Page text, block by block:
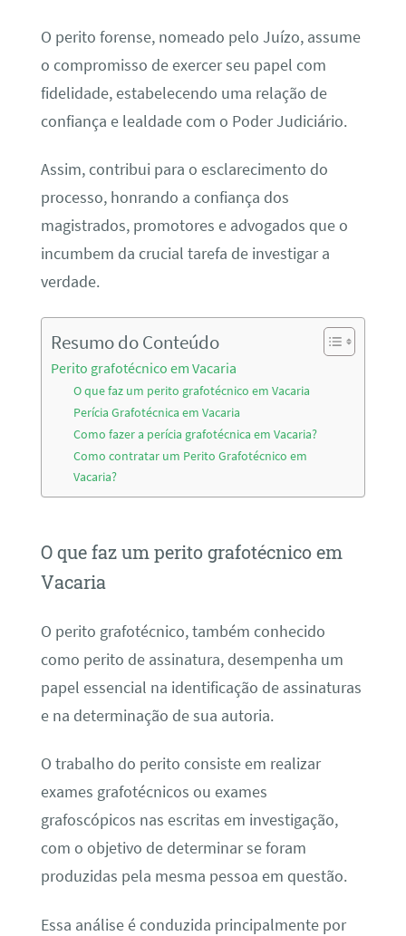
O perito forense, nomeado pelo Juízo, assume
o compromisso de exercer seu papel com
fidelidade, estabelecendo uma relação de
confiança e lealdade com o Poder Judiciário.
Assim, contribui para o esclarecimento do
processo, honrando a confiança dos
magistrados, promotores e advogados que o
incumbem da crucial tarefa de investigar a
verdade.
Resumo do Conteúdo
Perito grafotécnico em Vacaria
O que faz um perito grafotécnico em Vacaria
Perícia Grafotécnica em Vacaria
Como fazer a perícia grafotécnica em Vacaria?
Como contratar um Perito Grafotécnico em
Vacaria?
O que faz um perito grafotécnico em
Vacaria
O perito grafotécnico, também conhecido
como perito de assinatura, desempenha um
papel essencial na identificação de assinaturas
e na determinação de sua autoria.
O trabalho do perito consiste em realizar
exames grafotécnicos ou exames
grafoscópicos nas escritas em investigação,
com o objetivo de determinar se foram
produzidas pela mesma pessoa em questão.
Essa análise é conduzida principalmente por